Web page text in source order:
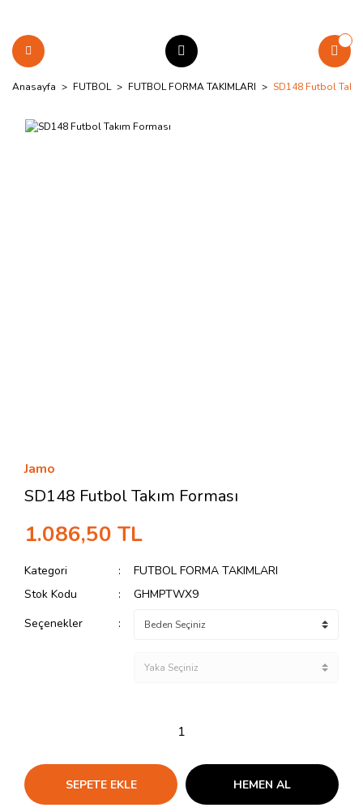
Anasayfa FUTBOL FUTBOL FORMA TAKIMLARI SD148 Futbol
Jamo
SD148 Futbol Takım Forması
1.086,50 TL
Kategori
FUTBOL FORMA TAKIMLARI
Stok Kodu
GHMPTWX9
Seçenekler
SEPETE EKLE HEMEN AL